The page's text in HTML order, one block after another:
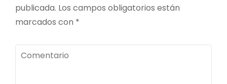
publicada. Los campos obligatorios están
marcados con *
Comentario